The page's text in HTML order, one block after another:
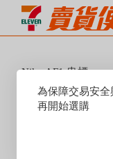
Nike AF1 串標
賣場說明：
Reset
Focus
為保障交易安全
再開始選購